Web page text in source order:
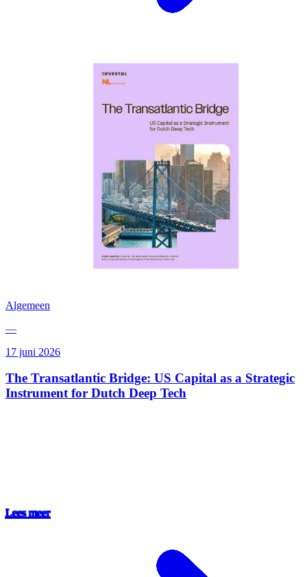
Algemeen
—
17 juni 2026
The Transatlantic Bridge: US Capital as a Strategic
Instrument for Dutch Deep Tech
Lees meer